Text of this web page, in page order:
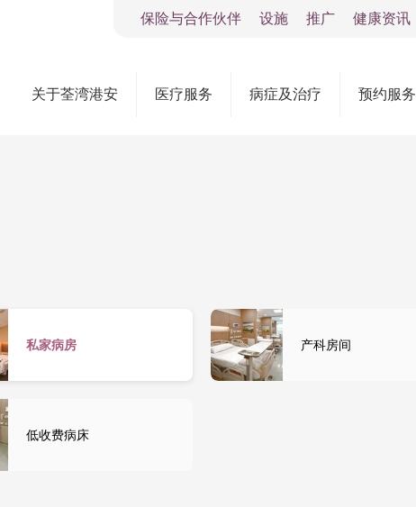
关于荃湾港安 医疗服务 病症及治疗 预约服务
保险与合作伙伴 设施 推广 健康资讯
私家病房 产科房间
低收费病床